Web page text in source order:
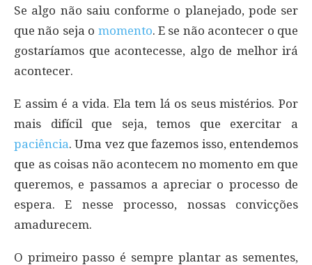
Se algo não saiu conforme o planejado, pode ser
que não seja o momento. E se não acontecer o que
gostaríamos que acontecesse, algo de melhor irá
acontecer.
E assim é a vida. Ela tem lá os seus mistérios. Por
mais difícil que seja, temos que exercitar a
paciência. Uma vez que fazemos isso, entendemos
que as coisas não acontecem no momento em que
queremos, e passamos a apreciar o processo de
espera. E nesse processo, nossas convicções
amadurecem.
O primeiro passo é sempre plantar as sementes,